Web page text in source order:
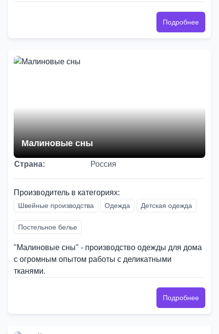
Подробнее
Малиновые сны
Страна: Россия
Производитель в категориях:
Швейные производства Одежда Детская одежда
Постельное белье
"Малиновые сны" - производство одежды для дома
с огромным опытом работы с деликатными
тканями.
Подробнее